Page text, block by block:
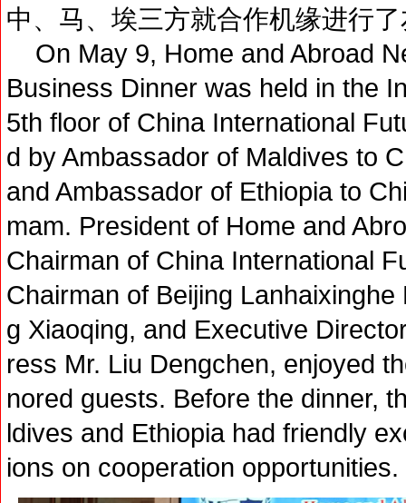
中、马、埃三方就合作机缘进行
On May 9, Home and Abroad
Business Dinner was held in the
5th floor of China International
d by Ambassador of Maldives to
and Ambassador of Ethiopia to
mam. President of Home and
Chairman of China International
Chairman of Beijing
g Xiaoqing, and Executive
ress Mr. Liu Dengchen, enjoyed
nored guests. Before the dinner,
ldives and Ethiopia had friendly
ions on cooperation opportunities.